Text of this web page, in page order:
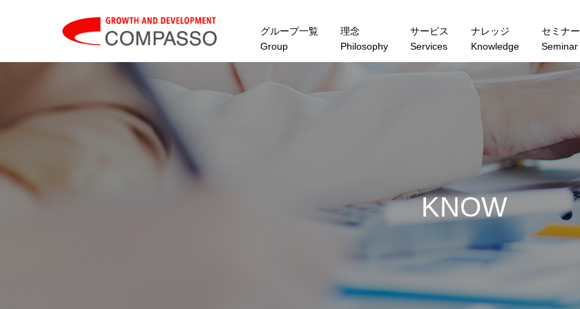
グループ一覧
Group
理念
Philosophy
サービス
Services
ナレッジ
Knowledge
セミナー
Seminar
KNOWLEDG